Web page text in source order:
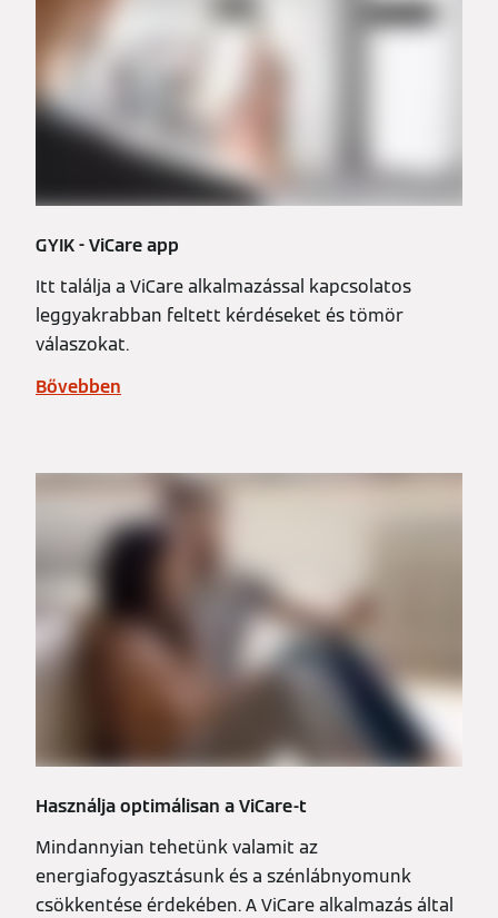
GYIK - ViCare app
Itt találja a ViCare alkalmazással kapcsolatos
leggyakrabban feltett kérdéseket és tömör
válaszokat.
Bővebben
Használja optimálisan a ViCare-t
Mindannyian tehetünk valamit az
energiafogyasztásunk és a szénlábnyomunk
csökkentése érdekében. A ViCare alkalmazás által